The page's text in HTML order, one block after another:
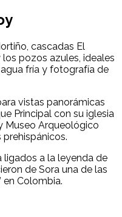
cascadas El
los pozos azules, ideales
fría y fotografía de
vistas panorámicas
Principal con su iglesia
Museo Arqueológico
ligados a la leyenda de
de Sora una de las
en Colombia.